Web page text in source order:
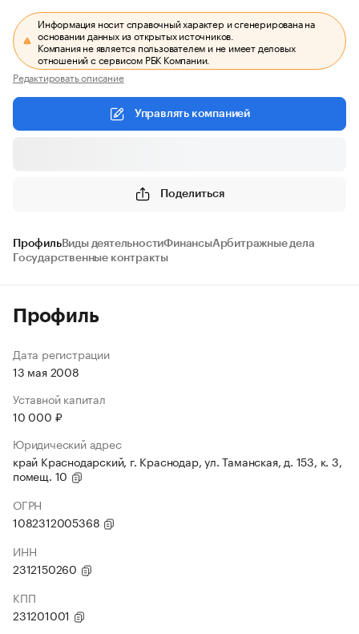
Информация носит справочный характер и сгенерирована на
основании данных из открытых источников.
Компания не является пользователем и не имеет деловых
отношений с сервисом РБК Компании.
Редактировать описание
Управлять компанией
Поделиться
ПрофильВиды деятельностиФинансыАрбитражные дела
Государственные контракты
Профиль
Дата регистрации
13 мая 2008
Уставной капитал
10 000 ₽
Юридический адрес
край Краснодарский, г. Краснодар, ул. Таманская, д. 153, к. 3,
помещ. 10
ОГРН
1082312005368
ИНН
2312150260
КПП
231201001